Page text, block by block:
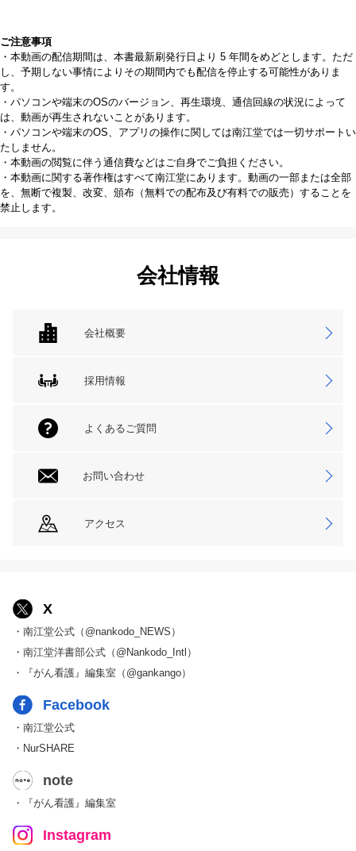
ご注意事項
・本動画の配信期間は、本書最新刷発行日より 5 年間をめどとします。ただ
し、予期しない事情によりその期間内でも配信を停止する可能性がありま
す。
・パソコンや端末のOSのバージョン、再生環境、通信回線の状況によって
は、動画が再生されないことがあります。
・パソコンや端末のOS、アプリの操作に関しては南江堂では一切サポートい
たしません。
・本動画の閲覧に伴う通信費などはご自身でご負担ください。
・本動画に関する著作権はすべて南江堂にあります。動画の一部または全部
を、無断で複製、改変、頒布（無料での配布及び有料での販売）することを
禁止します。
会社情報
会社概要
採用情報
よくあるご質問
お問い合わせ
アクセス
X
・南江堂公式（@nankodo_NEWS）
・南江堂洋書部公式（@Nankodo_Intl）
・『がん看護』編集室（@gankango）
Facebook
・南江堂公式
・NurSHARE
note
・『がん看護』編集室
Instagram